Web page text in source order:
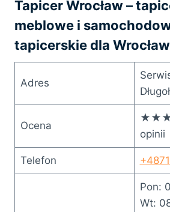
Tapicer Wrocław –
meblowe i
tapicerskie dla
Adres
Ocena
opinii
Telefon
Pon:
Wt: